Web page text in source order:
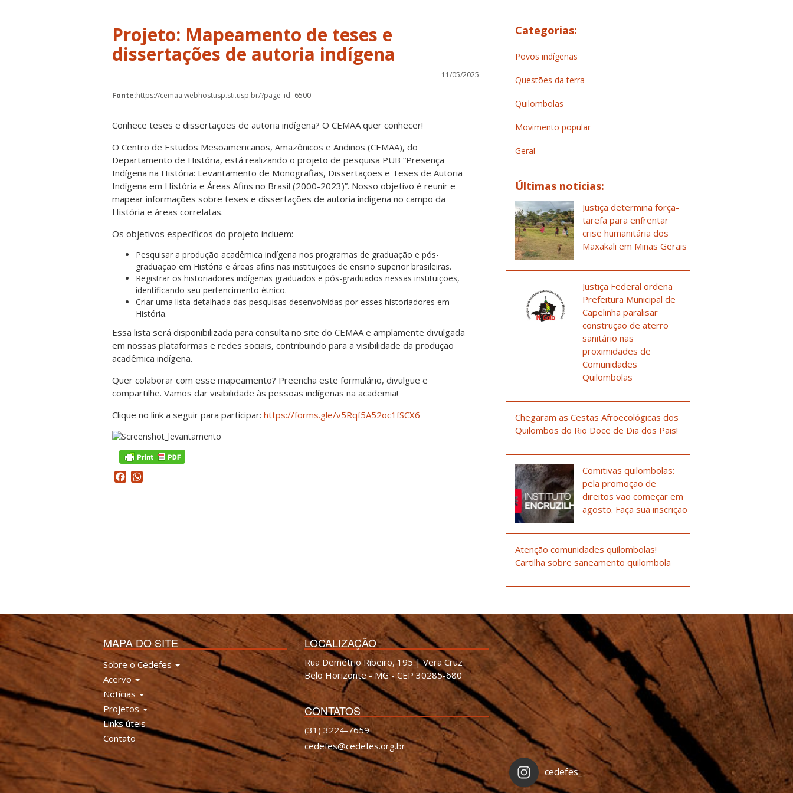
Projeto: Mapeamento de teses e
dissertações de autoria indígena
11/05/2025
Fonte:https://cemaa.webhostusp.sti.usp.br/?page_id=6500
Conhece teses e dissertações de autoria indígena? O CEMAA quer conhecer!
O Centro de Estudos Mesoamericanos, Amazônicos e Andinos (CEMAA), do
Departamento de História, está realizando o projeto de pesquisa PUB “Presença
Indígena na História: Levantamento de Monografias, Dissertações e Teses de Autoria
Indígena em História e Áreas Afins no Brasil (2000-2023)”. Nosso objetivo é reunir e
mapear informações sobre teses e dissertações de autoria indígena no campo da
História e áreas correlatas.
Os objetivos específicos do projeto incluem:
Pesquisar a produção acadêmica indígena nos programas de graduação e pós-
graduação em História e áreas afins nas instituições de ensino superior brasileiras.
Registrar os historiadores indígenas graduados e pós-graduados nessas instituições,
identificando seu pertencimento étnico.
Criar uma lista detalhada das pesquisas desenvolvidas por esses historiadores em
História.
Essa lista será disponibilizada para consulta no site do CEMAA e amplamente divulgada
em nossas plataformas e redes sociais, contribuindo para a visibilidade da produção
acadêmica indígena.
Quer colaborar com esse mapeamento? Preencha este formulário, divulgue e
compartilhe. Vamos dar visibilidade às pessoas indígenas na academia!
Clique no link a seguir para participar: https://forms.gle/v5Rqf5A52oc1fSCX6
Facebook
Categorias:
Povos indígenas
Questões da terra
Quilombolas
Movimento popular
Geral
Últimas notícias:
Justiça determina força-
tarefa para enfrentar
crise humanitária dos
Maxakali em Minas Gerais
Justiça Federal ordena
Prefeitura Municipal de
Capelinha paralisar
construção de aterro
sanitário nas
proximidades de
Comunidades
Quilombolas
Chegaram as Cestas Afroecológicas dos
Quilombos do Rio Doce de Dia dos Pais!
Comitivas quilombolas:
pela promoção de
direitos vão começar em
agosto. Faça sua inscrição
Atenção comunidades quilombolas!
Cartilha sobre saneamento quilombola
MAPA DO SITE
Sobre o Cedefes
Acervo
Notícias
Projetos
Links úteis
Contato
LOCALIZAÇÃO
Rua Demétrio Ribeiro, 195 | Vera Cruz
Belo Horizonte - MG - CEP 30285-680
CONTATOS
(31) 3224-7659
cedefes@cedefes.org.br
cedefes_